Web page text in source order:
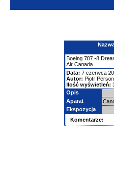
Boeing 787 -8
Air Canada
Data: 7 czerwca
Autor: Piotr
Ilość wyświetleń:
Opis
Aparat
Ekspozycja
Komentarze: